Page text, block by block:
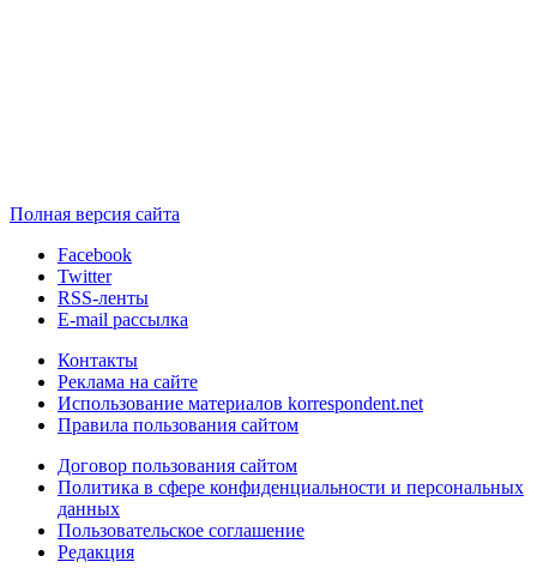
Полная версия сайта
Facebook
Twitter
RSS-ленты
E-mail рассылка
Контакты
Реклама на сайте
Использование материалов korrespondent.net
Правила пользования сайтом
Договор пользования сайтом
Политика в сфере конфиденциальности и персональных
данных
Пользовательское соглашение
Редакция